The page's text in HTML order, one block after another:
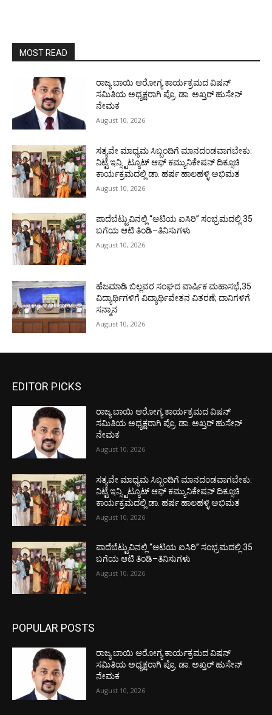
MOST READ
ರಾಜ್ಯ ಬಾಯಿ ಆರೋಗ್ಯ ಕಾರ್ಯಕ್ರಮದ ವಿಷನ್
ಸಮಿತಿಯ ಅಧ್ಯಕ್ಷರಾಗಿ ಪ್ರೊ. ಡಾ. ಅಖ್ತರ್ ಹುಸೇನ್
ನೇಮಕ
August 10, 2026
ಸತ್ಯವೇ ಮಾಧ್ಯಮ ಸಿಬ್ಬಂದಿಗೆ ಮಾನದಂಡವಾಗಬೇಕು:
ನಿಟ್ಟೆ ಇನ್ಸ್ಟಿಟ್ಯೂಟ್ ಆಫ್ ಕಮ್ಯುನಿಕೇಷನ್ ದಿಕ್ಸೂಚಿ
ಕಾರ್ಯಕ್ರಮದಲ್ಲಿ ಡಾ. ಹರ್ಷ ಹಾಲಹಳ್ಳಿ ಅಭಿಮತ
August 10, 2026
ಪಾದೆಬೆಟ್ಟುವಿನಲ್ಲಿ “ಆಟಿಯ ಐಸಿರಿ’’ ಸಂಭ್ರಮದಲ್ಲಿ 35
ಬಗೆಯ ಆಟಿ ತಿಂಡಿ–ತಿನಿಸುಗಳು
August 10, 2026
ಹೆಜಮಾಡಿ ಬಿಲ್ಲವರ ಸಂಘದ ವಾರ್ಷಿಕ ಮಹಾಸಭೆ,35
ವಿದ್ಯಾರ್ಥಿಗಳಿಗೆ ವಿದ್ಯಾರ್ಥಿವೇತನ ವಿತರಣೆ; ದಾನಿಗಳಿಗೆ
ಸನ್ಮಾನ
August 10, 2026
EDITOR PICKS
ರಾಜ್ಯ ಬಾಯಿ ಆರೋಗ್ಯ ಕಾರ್ಯಕ್ರಮದ ವಿಷನ್
ಸಮಿತಿಯ ಅಧ್ಯಕ್ಷರಾಗಿ ಪ್ರೊ. ಡಾ. ಅಖ್ತರ್ ಹುಸೇನ್
ನೇಮಕ
August 10, 2026
ಸತ್ಯವೇ ಮಾಧ್ಯಮ ಸಿಬ್ಬಂದಿಗೆ ಮಾನದಂಡವಾಗಬೇಕು:
ನಿಟ್ಟೆ ಇನ್ಸ್ಟಿಟ್ಯೂಟ್ ಆಫ್ ಕಮ್ಯುನಿಕೇಷನ್ ದಿಕ್ಸೂಚಿ
ಕಾರ್ಯಕ್ರಮದಲ್ಲಿ ಡಾ. ಹರ್ಷ ಹಾಲಹಳ್ಳಿ ಅಭಿಮತ
August 10, 2026
ಪಾದೆಬೆಟ್ಟುವಿನಲ್ಲಿ “ಆಟಿಯ ಐಸಿರಿ’’ ಸಂಭ್ರಮದಲ್ಲಿ 35
ಬಗೆಯ ಆಟಿ ತಿಂಡಿ–ತಿನಿಸುಗಳು
August 10, 2026
POPULAR POSTS
ರಾಜ್ಯ ಬಾಯಿ ಆರೋಗ್ಯ ಕಾರ್ಯಕ್ರಮದ ವಿಷನ್
ಸಮಿತಿಯ ಅಧ್ಯಕ್ಷರಾಗಿ ಪ್ರೊ. ಡಾ. ಅಖ್ತರ್ ಹುಸೇನ್
ನೇಮಕ
August 10, 2026